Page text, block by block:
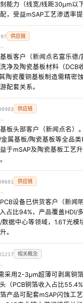
能力（线宽/线距30μm以
，受益mSAP工艺渗透率提
供应链
板客户（新闻点名富乐德/
净及陶瓷基板材料（DCB
陶瓷覆铜基板制造需精密
配套关系。
供应链
板头部客户（新闻点名）
属基板/陶瓷基板等全品
于mSAP及陶瓷基板工艺
供应链
设备已供货客户（新闻
占比94%，产品覆盖HDI/
数据中心等领域，1.6T光模
。
相关概念
采用2-3μm超薄可剥离铜
（PCB铜箔收入占比55.4%
产品可配套mSAP闪蚀工